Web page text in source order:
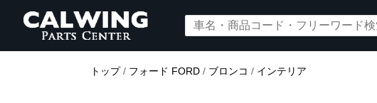
トップ/ フォード FORD / ブロンコ / インテリア